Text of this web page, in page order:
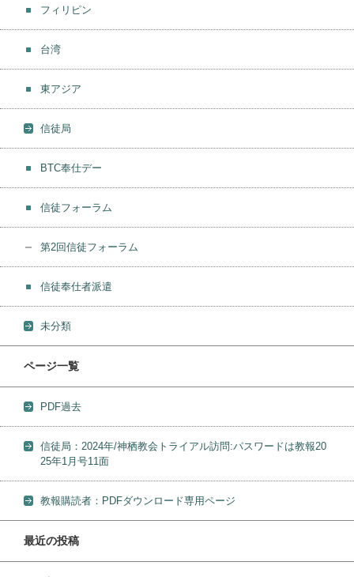
フィリピン
台湾
東アジア
信徒局
BTC奉仕デー
信徒フォーラム
第2回信徒フォーラム
信徒奉仕者派遣
未分類
ページ一覧
PDF過去
信徒局：2024年/神栖教会トライアル訪問:パスワードは教報20
25年1月号11面
教報購読者：PDFダウンロード専用ページ
最近の投稿